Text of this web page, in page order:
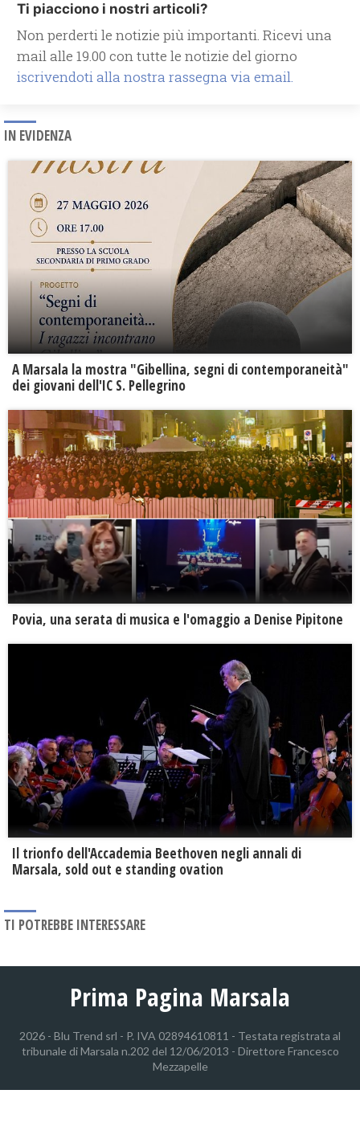
Ti piacciono i nostri articoli?
Non perderti le notizie più importanti. Ricevi una
mail alle 19.00 con tutte le notizie del giorno
iscrivendoti alla nostra rassegna via email.
IN EVIDENZA
A Marsala la mostra "Gibellina, segni di contemporaneità"
dei giovani dell'IC S. Pellegrino
Povia, una serata di musica e l'omaggio a Denise Pipitone
Il trionfo dell'Accademia Beethoven negli annali di
Marsala, sold out e standing ovation
TI POTREBBE INTERESSARE
Prima Pagina Marsala
2026 - Blu Trend srl - P. IVA 02894610811 - Testata registrata al
tribunale di Marsala n.202 del 12/06/2013 - Direttore Francesco
Mezzapelle